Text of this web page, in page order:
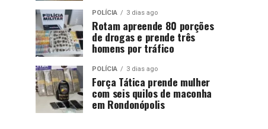
POLÍCIA 3 dias ago
Rotam apreende 80 porções
de drogas e prende três
homens por tráfico
POLÍCIA 3 dias ago
Força Tática prende mulher
com seis quilos de maconha
em Rondonópolis